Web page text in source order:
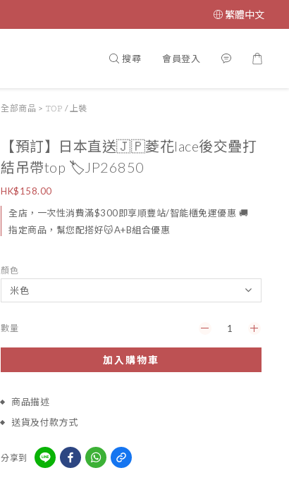
繁體中文
搜尋 會員登入
全部商品 > 𝚃𝙾𝙿 / 上裝
【預訂】日本直送🇯🇵菱花lace後交疊打
結吊帶top 🏷️JP26850
HK$158.00
全店，一次性消費滿$300即享順豐站/智能櫃免運優惠 🚚
指定商品，幫您配搭好😽A+B組合優惠
顏色
數量
加入購物車
商品描述
送貨及付款方式
分享到